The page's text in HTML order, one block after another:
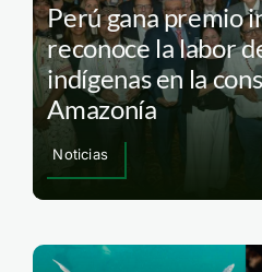
Perú gana premio
reconoce la labor
indígenas en la
Amazonía
Noticias